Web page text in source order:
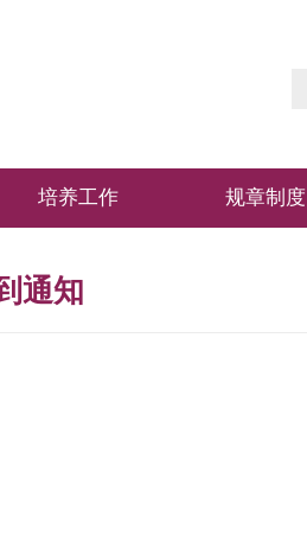
培养工作 规章制度
通知